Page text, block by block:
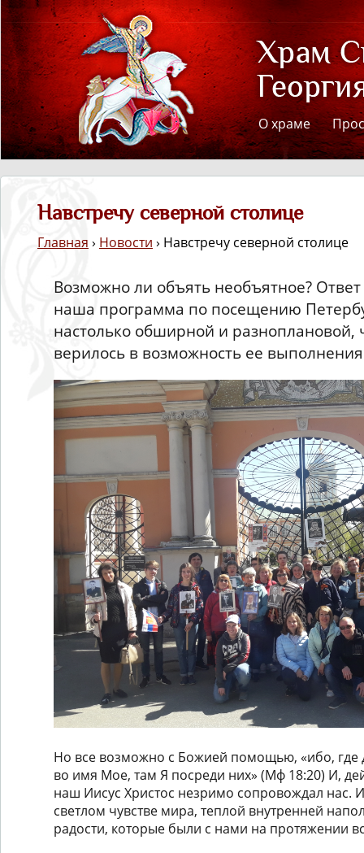
О храме
Навстречу северной столице
Главная › Новости › Навстречу северной столице
Возможно ли объять необъятное?
наша программа по посещению
настолько обширной и разноплановой,
верилось в возможность ее
Но все возможно с Божией помощью, «ибо, где
во имя Мое, там Я посреди них» (Мф 18:20) И,
наш Иисус Христос незримо сопровождал нас.
светлом чувстве мира, теплой внутренней
радости, которые были с нами на протяжении